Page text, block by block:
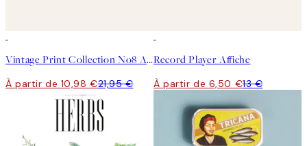
Vintage Print Collection No8 Affiche
À partir de 10,98 €21,95 €
Record Player Affiche
À partir de 6,50 €13 €